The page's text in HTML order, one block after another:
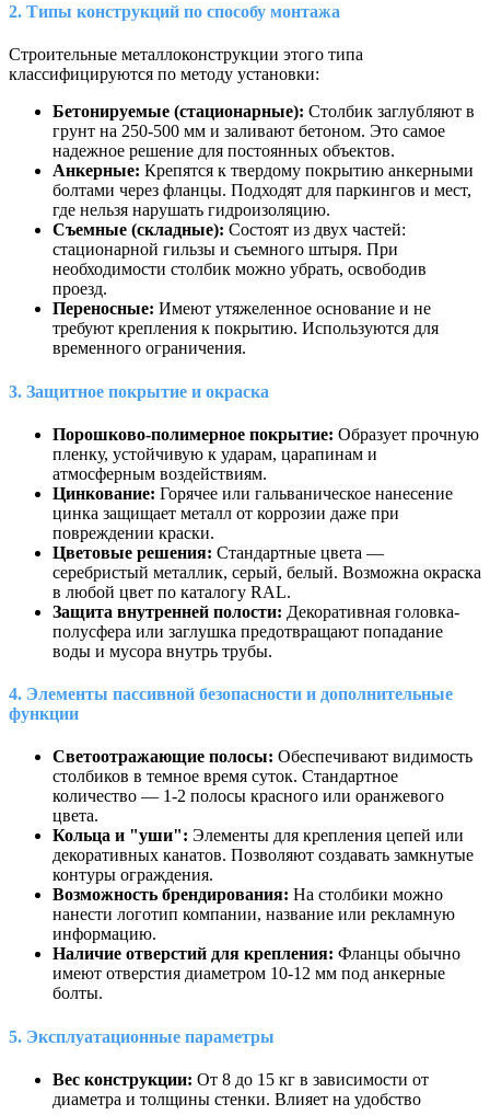
2. Типы конструкций по способу монтажа
Строительные металлоконструкции этого типа
классифицируются по методу установки:
Бетонируемые (стационарные): Столбик заглубляют в
грунт на 250-500 мм и заливают бетоном. Это самое
надежное решение для постоянных объектов.
Анкерные: Крепятся к твердому покрытию анкерными
болтами через фланцы. Подходят для паркингов и мест,
где нельзя нарушать гидроизоляцию.
Съемные (складные): Состоят из двух частей:
стационарной гильзы и съемного штыря. При
необходимости столбик можно убрать, освободив
проезд.
Переносные: Имеют утяжеленное основание и не
требуют крепления к покрытию. Используются для
временного ограничения.
3. Защитное покрытие и окраска
Порошково-полимерное покрытие: Образует прочную
пленку, устойчивую к ударам, царапинам и
атмосферным воздействиям.
Цинкование: Горячее или гальваническое нанесение
цинка защищает металл от коррозии даже при
повреждении краски.
Цветовые решения: Стандартные цвета —
серебристый металлик, серый, белый. Возможна окраска
в любой цвет по каталогу RAL.
Защита внутренней полости: Декоративная головка-
полусфера или заглушка предотвращают попадание
воды и мусора внутрь трубы.
4. Элементы пассивной безопасности и дополнительные
функции
Светоотражающие полосы: Обеспечивают видимость
столбиков в темное время суток. Стандартное
количество — 1-2 полосы красного или оранжевого
цвета.
Кольца и "уши": Элементы для крепления цепей или
декоративных канатов. Позволяют создавать замкнутые
контуры ограждения.
Возможность брендирования: На столбики можно
нанести логотип компании, название или рекламную
информацию.
Наличие отверстий для крепления: Фланцы обычно
имеют отверстия диаметром 10-12 мм под анкерные
болты.
5. Эксплуатационные параметры
Вес конструкции: От 8 до 15 кг в зависимости от
диаметра и толщины стенки. Влияет на удобство